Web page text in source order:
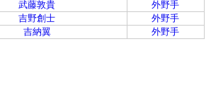
武藤敦貴
外野手
吉野創士
外野手
吉納翼 外野手